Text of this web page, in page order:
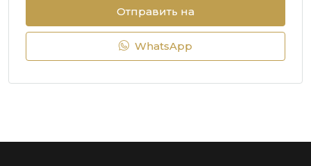
Отправить на
WhatsApp